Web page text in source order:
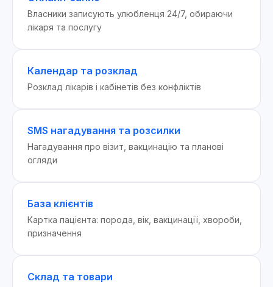
Власники записують улюбленця 24/7, обираючи
лікаря та послугу
Календар та розклад
Розклад лікарів і кабінетів без конфліктів
SMS нагадування та розсилки
Нагадування про візит, вакцинацію та планові
огляди
База клієнтів
Картка пацієнта: порода, вік, вакцинації, хвороби,
призначення
Склад та товари